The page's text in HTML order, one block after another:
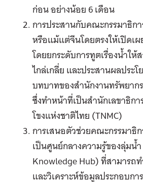
ก่อน อย่างน้อย 6 เดือน
การประสานกับคณะกรรมาธิก
หรือแม้แต่จีนโดยตรงให้เปิดเ
โดยยกระดับการทูตเรื่องน้ำให้
ไกล่เกลี่ย และประสานผลประ
บทบาทของสำนักงานทรัพยา
ซึ่งทำหน้าที่เป็นสำนักเลขาธิก
โขงแห่งชาติไทย (TNMC)
การเสนอตัวช่วยคณะกรรมาธิ
เป็นศูนย์กลางความรู้ของลุ่มน้
Knowledge Hub) ที่สามารถ
และวิเคราะห์ข้อมูลประกอบก